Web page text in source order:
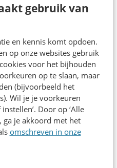
gebruik van
en kennis komt opdoen.
op onze websites gebruik
voor het bijhouden
op te slaan, maar
(bijvoorbeeld het
Wil je je voorkeuren
Door op ‘Alle
ga je akkoord met het
omschreven in onze
helpen je graag!
events@frankwatching.com